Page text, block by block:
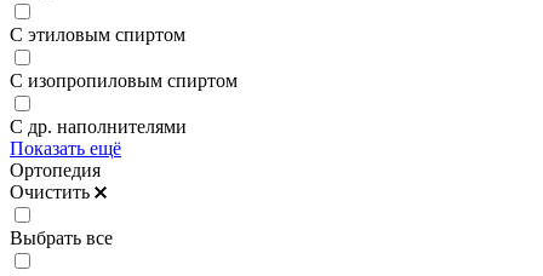
С этиловым спиртом
С изопропиловым спиртом
С др. наполнителями
Показать ещё
Ортопедия
Очистить
Выбрать все